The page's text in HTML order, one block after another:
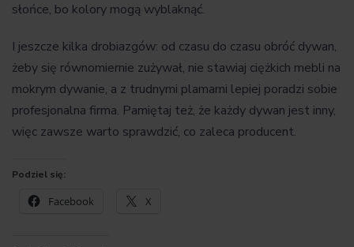
słońce, bo kolory mogą wyblaknąć.
I jeszcze kilka drobiazgów: od czasu do czasu obróć dywan,
żeby się równomiernie zużywał, nie stawiaj ciężkich mebli na
mokrym dywanie, a z trudnymi plamami lepiej poradzi sobie
profesjonalna firma. Pamiętaj też, że każdy dywan jest inny,
więc zawsze warto sprawdzić, co zaleca producent.
Podziel się:
Facebook X